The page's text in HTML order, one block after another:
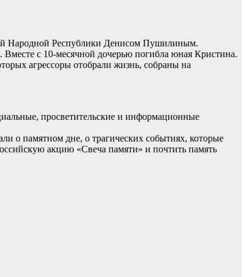
Народной Республики Денисом Пушилиным.
с 10-месячной дочерью погибла юная Кристина.
агрессоры отобрали жизнь, собраны на
просветительские и информационные
о памятном дне, о трагических событиях, которые
акцию «Свеча памяти» и почтить память